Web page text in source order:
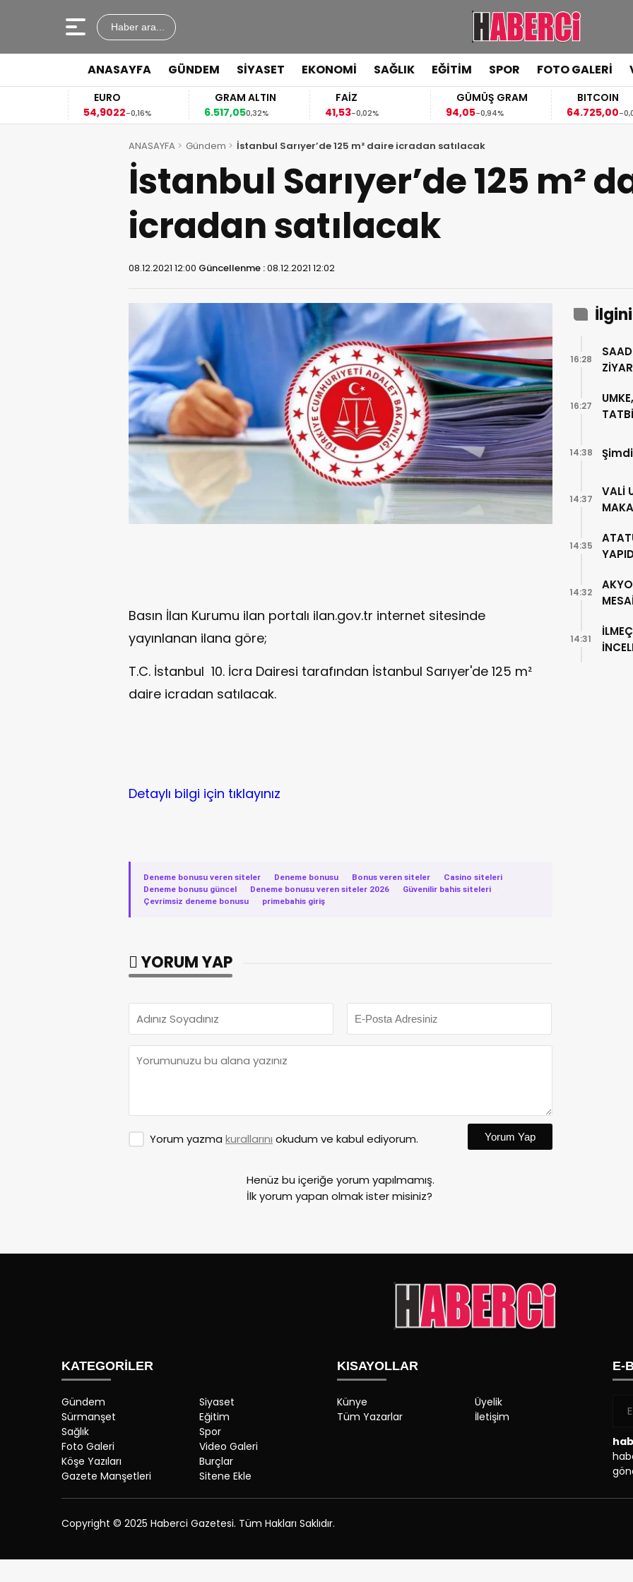
Haber ara...
ANASAYFA GÜNDEM SİYASET EKONOMİ SAĞLIK EĞİTİM SPOR FOTO GALERİ
EURO
54,9022-0,16%
GRAM ALTIN
6.517,050,32%
FAİZ
41,53-0,02%
GÜMÜŞ GRAM
94,05-0,94%
BITCOIN
64.725,00-0,09%
ANASAYFA Gündem İstanbul Sarıyer’de 125 m² daire icradan satılacak
İstanbul Sarıyer’de 125 m²
icradan satılacak
08.12.2021 12:00 Güncellenme :08.12.2021 12:02
Basın İlan Kurumu ilan portalı ilan.gov.tr internet sitesinde
yayınlanan ilana göre;
T.C. İstanbul 10. İcra Dairesi tarafından İstanbul Sarıyer'de 125 m²
daire icradan satılacak.
Detaylı bilgi için tıklayınız
Deneme bonusu veren siteler · Deneme bonusu · Bonus veren siteler · Casino siteleri
·
Deneme bonusu güncel
· Deneme bonusu veren siteler 2026 · Güvenilir bahis siteleri
·
Çevrimsiz deneme bonusu
· primebahis giriş
YORUM YAP
Yorum yazma kurallarını okudum ve kabul ediyorum. Yorum Yap
Henüz bu içeriğe yorum yapılmamış.
İlk yorum yapan olmak ister misiniz?
16:28
16:27
14:38
VALİ
14:37
14:35
14:32
14:31
KATEGORİLER
Gündem
Siyaset
Sürmanşet
Eğitim
Sağlık
Spor
Foto Galeri
Video Galeri
Köşe Yazıları
Burçlar
Gazete Manşetleri
Sitene Ekle
KISAYOLLAR
Künye
Üyelik
Tüm Yazarlar
İletişim
E-
Copyright © 2025 Haberci Gazetesi. Tüm Hakları Saklıdır.